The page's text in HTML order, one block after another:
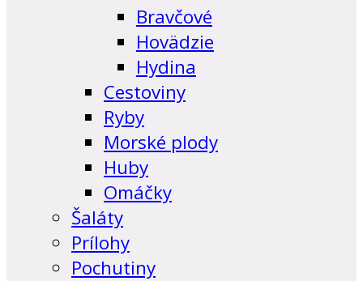
Bravčové
Hovädzie
Hydina
Cestoviny
Ryby
Morské plody
Huby
Omáčky
Šaláty
Prílohy
Pochutiny